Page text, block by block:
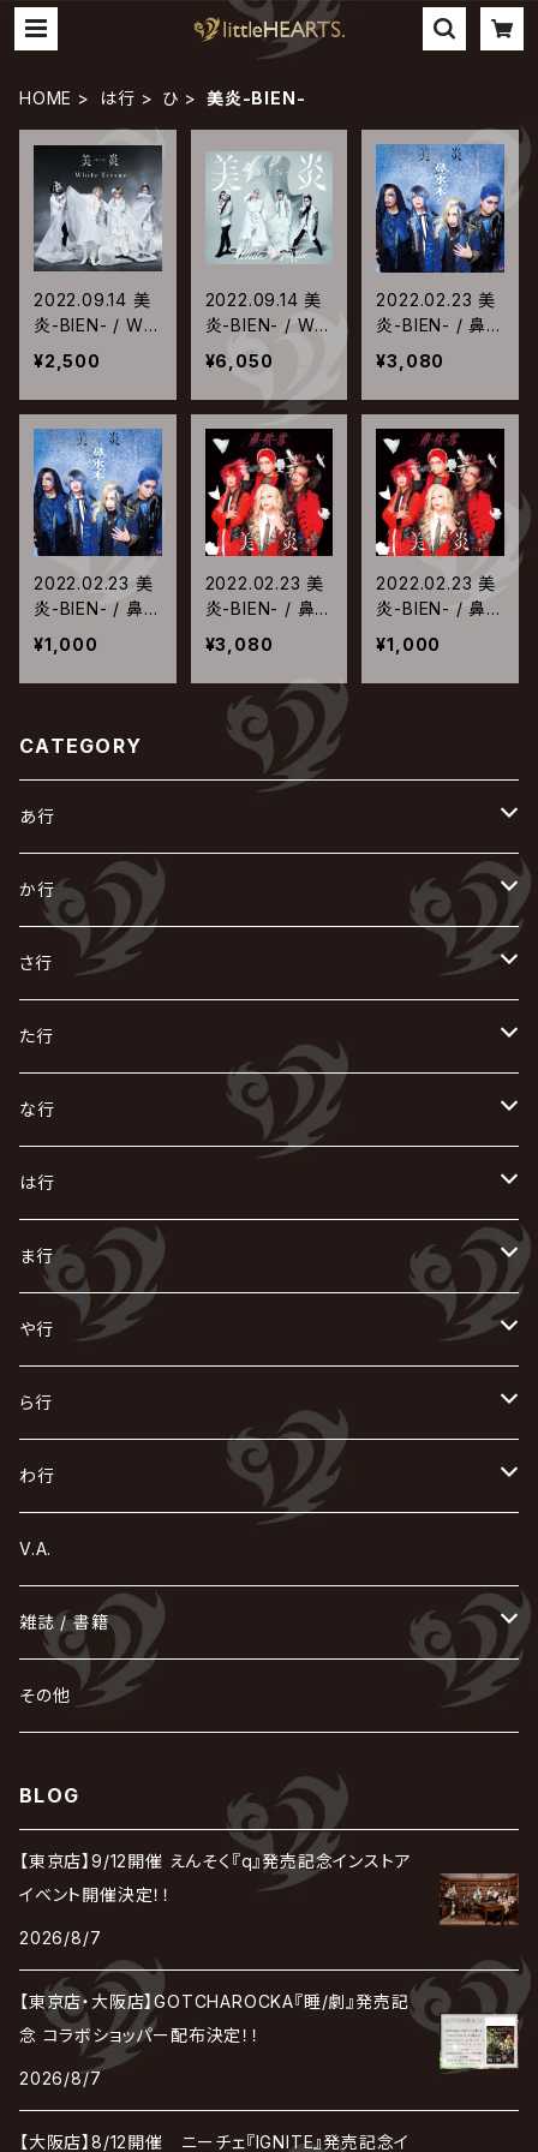
HOME は行 ひ 美炎-BIEN-
2022.09.14 美
炎-BIEN- / Whi
te Tissue【通常
盤】
¥2,500
2022.09.14 美
炎-BIEN- / Whi
te Tissue【初回
限定盤】
¥6,050
2022.02.23 美
炎-BIEN- / 鼻水
木【完全生産限
定盤】
¥3,080
2022.02.23 美
炎-BIEN- / 鼻水
木【通常盤】
¥1,000
2022.02.23 美
炎-BIEN- / 鼻吹
雪【完全生産限
定盤】
¥3,080
2022.02.23 美
炎-BIEN- / 鼻吹
雪【通常盤】
¥1,000
CATEGORY
あ行
あ
R指定
AIOLIN
ACME / アクメ
浅葱 / ASAGI
Azavana
Acid Black Cherry
天照
彩冷える -ayabie-
Angelo
アンティック-珈琲店-
い
IKUO
exist†trace
INORAN
色々な十字架
168 / 葵-168-
う
VIRGE / ヴァージュ
Waive
Versailles
え
ACE OF SPADES
X JAPAN
LSN / The LEGENDARY SIX NINE
お
AURORIZE
OFIAM
か行
か
怪人二十面奏
Kαin
KAKUMAY
the GazettE
GOTCHAROCKA
KAMIJO
cali≠gari
河村隆一
き
KISAKI
キズ
KIRITO / キリト
己龍
く
Crack6
グラビティ
GRIMOIRE
黒夢
け
[ kei ] / 圭
仮病
こ
GOATBED
ゴールデンボンバー
さ行
さ
ザアザア
The THIRTEEN
Psycho le Cému
櫻井敦司
XANVALA
し
Zeke Deux
Z CLEAR
SEESAW
ジグソウ
シド
JAKIGAN MEISTER
Chanty
Janne Da Arc
sugar
Jupiter
JILUKA
す
Z CLEAR
超ジャシー
SCAPEGOAT
SPLENDID GOD GIRAFFE
SLAPSLY / CHIYU
せ
ゼラ
零[Hz]
そ
SOPHIA
ZOMBIE / ぞんび
た行
た
DASEIN
DAIGO
逹瑯
DAVID / SUI / 縁
DARRELL
ち
CHAQLA.
つ
て
D
DIAURA
D'ESPAIRSRAY
Develop One's Faculties
DEXCORE
DEZERT
deadman
DEVILOOF
と
東京花嫁
Tourbillon
Dawnman
DOG inthePWO
な行
な
NIGHTMARE
NAZARE
に
NiEL
NICOLAS
ぬ
nurié
ね
NETH PRIERE CAIN
NEVERLAND
の
NoGoD
NOCTURNAL BLOODLUST
は行
は
heidi.
H.U.G
HAZUKI / 葉月
花見桜こうき
薔薇の宮殿
BAROQUE
ひ
HERO
美炎-BIEN-
ヒッチコック
HIDE-ZOU
ふ
Far East Dizain
Fatüm
FANTASTIC◇CIRCUS
FEST VAINQUEUR
Blu-BiLLioN
BULL ZEICHEN 88
BULL FIELD
へ
BabyKingdom
THE BEETHOVEN
PENICILLIN
The Benjamin
ほ
POIDOL
HOLLOWGRAM
ま行
ま
THE MICRO HEAD 4N'S
MAO / マオ from SID
Magistina Saga
マツタケワークス
THE MADNA
MAMA.
まみれた / MAMIRETA
み
未完成アリス
ミスイ
MIMIZUQ
む
MUCC / ムック
め
メトロノーム
MERRY / メリー
も
THE MORTAL
最上川司
や行
や
ヤミテラ / 外道反逆者ヤミテラ
ゆ
YUKIYA / 藤田幸也
ユナイト
よ
ら行
ら
rice
Rides In ReVellion
Raphael
LAB.THE BASEMENT / ラボ ザ ベヰスメント
り
Leetspeak monsters
Ricky
LIBRAVEL / リブラヴェル
Lill
る
Ruiza
LUNA SEA
れ
the Raid.
REIGN
RAZOR
LSN / The LEGENDARY SIX NINE
Rorschach.inc
ロマン急行
わ行
わ
wyse
我が為
V.A.
雑誌 / 書籍
hévn
その他
BLOG
【東京店】9/12開催 えんそく『q』発売記念インストア
イベント開催決定！！
2026/8/7
【東京店・大阪店】GOTCHAROCKA『睡/劇』発売記
念 コラボショッパー配布決定！！
2026/8/7
【大阪店】8/12開催 ニーチェ『IGNITE』発売記念イ